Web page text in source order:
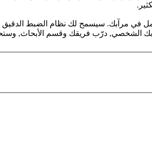
في مرآبك. سيسمح لك نظام الضبط الدقيق